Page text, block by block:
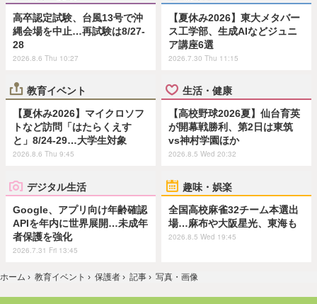
高卒認定試験、台風13号で沖
縄会場を中止…再試験は8/27-
28
2026.8.6 Thu 10:27
【夏休み2026】東大メタバー
ス工学部、生成AIなどジュニ
ア講座6選
2026.7.30 Thu 11:15
教育イベント
【夏休み2026】マイクロソフ
トなど訪問「はたらくえす
と」8/24-29…大学生対象
2026.8.6 Thu 9:45
生活・健康
【高校野球2026夏】仙台育英
が開幕戦勝利、第2日は東筑
vs神村学園ほか
2026.8.5 Wed 20:32
デジタル生活
Google、アプリ向け年齢確認
APIを年内に世界展開…未成年
者保護を強化
2026.7.31 Fri 13:45
趣味・娯楽
全国高校麻雀32チーム本選出
場…麻布や大阪星光、東海も
2026.8.5 Wed 19:45
ホーム › 教育イベント › 保護者 › 記事 › 写真・画像